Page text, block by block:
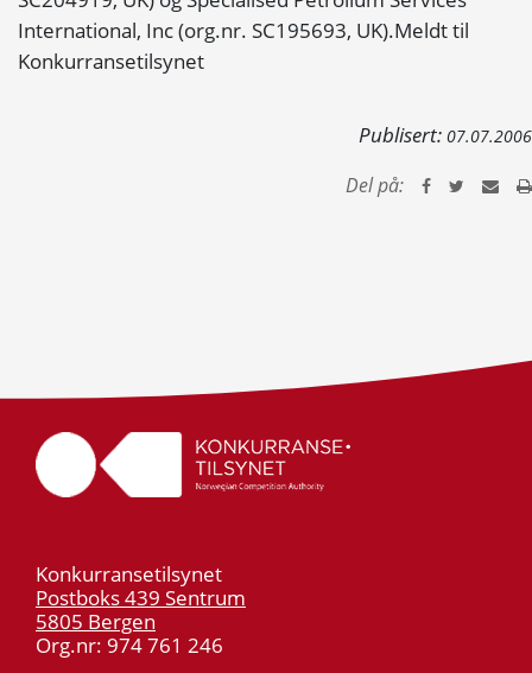
International, Inc (org.nr. SC195693, UK).Meldt til
Konkurransetilsynet
Publisert: 07.07.2006
Del på:
Konkurransetilsynet
Postboks 439 Sentrum
5805 Bergen
Org.nr: 974 761 246